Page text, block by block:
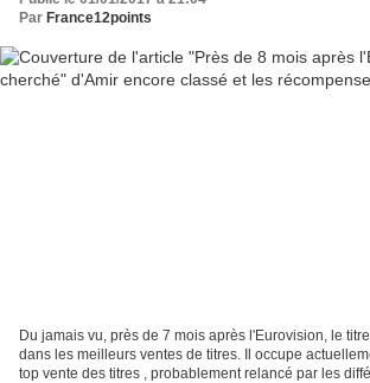
Par France12points
Du jamais vu, près de 7 mois après l'Eurovision, le
dans les meilleurs ventes de titres. Il occupe
top vente des titres , probablement relancé par les